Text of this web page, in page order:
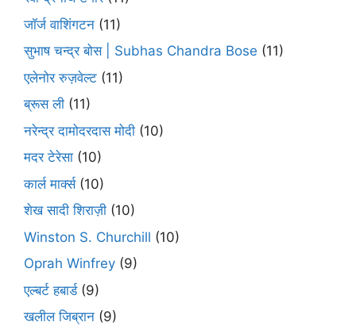
जॉर्ज वाशिंगटन (11)
सुभाष चन्द्र बोस | Subhas Chandra Bose (11)
एलेनोर रुज़वेल्ट (11)
ब्रूस ली (11)
नरेन्द्र दामोदरदास मोदी (10)
मदर टेरेसा (10)
कार्ल मार्क्स(10)
शेख सादी शिराज़ी (10)
Winston S. Churchill (10)
Oprah Winfrey (9)
एल्बर्ट हबार्ड(9)
खलील जिब्रान (9)